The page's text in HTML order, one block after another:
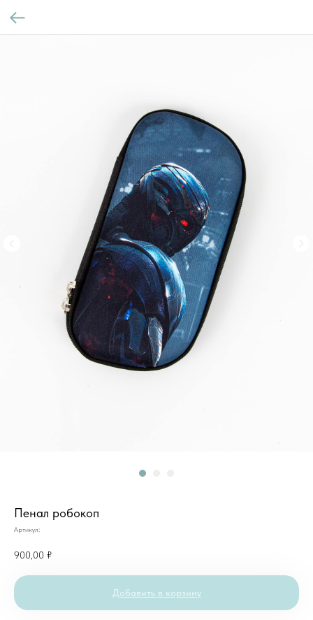
Пенал робокоп
Артикул:
900,00 ₽
Добавить в корзину